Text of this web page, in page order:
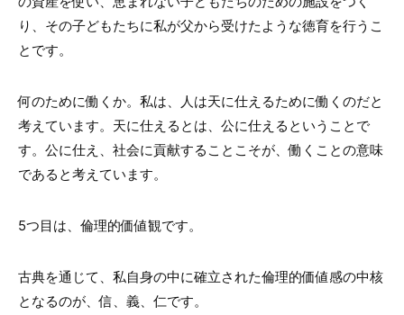
り、その子どもたちに私が父から受けたような徳育を行うこ
とです。
何のために働くか。私は、人は天に仕えるために働くのだと
考えています。天に仕えるとは、公に仕えるということで
す。公に仕え、社会に貢献することこそが、働くことの意味
であると考えています。
5つ目は、倫理的価値観です。
古典を通じて、私自身の中に確立された倫理的価値感の中核
となるのが、信、義、仁です。